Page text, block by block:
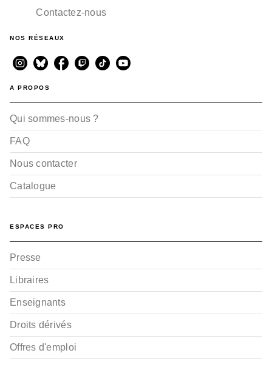
Ma vie selon moi -
Tome 02
Tome 01
Contactez-nous
NOS RÉSEAUX
A PROPOS
Qui sommes-nous ?
FAQ
Nous contacter
Catalogue
ESPACES PRO
Presse
Libraires
Enseignants
Droits dérivés
Offres d'emploi